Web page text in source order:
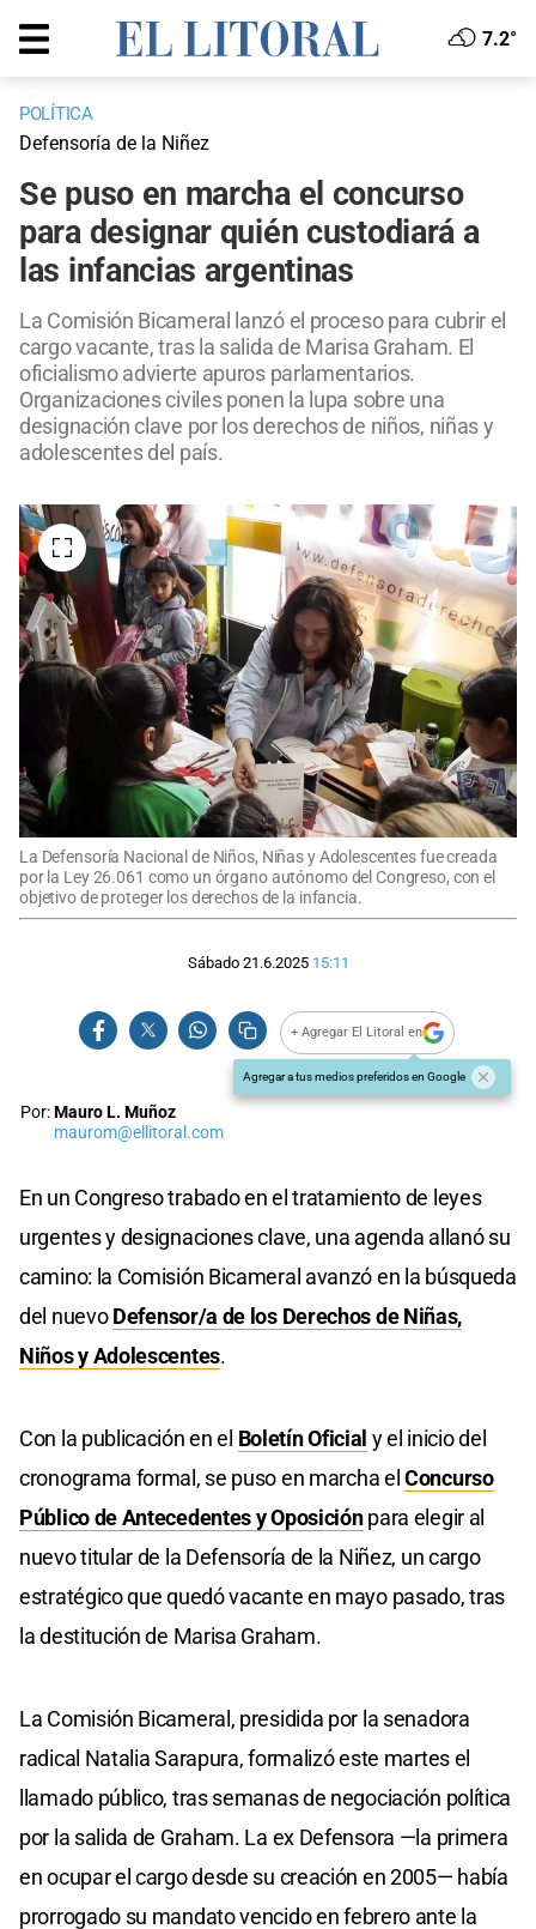
7.2°
POLÍTICA
Defensoría de la Niñez
Se puso en marcha el concurso
para designar quién custodiará a
las infancias argentinas
La Comisión Bicameral lanzó el proceso para cubrir el
cargo vacante, tras la salida de Marisa Graham. El
oficialismo advierte apuros parlamentarios.
Organizaciones civiles ponen la lupa sobre una
designación clave por los derechos de niños, niñas y
adolescentes del país.
La Defensoría Nacional de Niños, Niñas y Adolescentes fue creada
por la Ley 26.061 como un órgano autónomo del Congreso, con el
objetivo de proteger los derechos de la infancia.
Sábado 21.6.2025 15:11
+ Agregar El Litoral en
Agregar a tus medios preferidos en Google
Por:Mauro L. Muñoz
maurom@ellitoral.com
En un Congreso trabado en el tratamiento de leyes
urgentes y designaciones clave, una agenda allanó su
camino: la Comisión Bicameral avanzó en la búsqueda
del nuevoDefensor/a de los Derechos de Niñas,
Niños y Adolescentes.
Con la publicación en el Boletín Oficial y el inicio del
cronograma formal, se puso en marcha elConcurso
Público de Antecedentes y Oposiciónpara elegir al
nuevo titular de la Defensoría de la Niñez, un cargo
estratégico que quedó vacante en mayo pasado, tras
la destitución de Marisa Graham.
La Comisión Bicameral, presidida por la senadora
radical Natalia Sarapura, formalizó este martes el
llamado público, tras semanas de negociación política
por la salida de Graham. La ex Defensora —la primera
en ocupar el cargo desde su creación en 2005— había
prorrogado su mandato vencido en febrero ante la